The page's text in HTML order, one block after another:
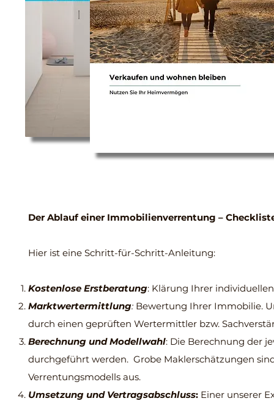
Der Ablauf einer Immobilienverrentung –
Hier ist eine Schritt-für-Schritt-Anleitung:
Kostenlose Erstberatung: Klärung Ihrer
Marktwertermittlung: Bewertung Ihrer Immobilie.
durch einen geprüften Wertermittler bzw.
Berechnung und Modellwahl: Die Berechnung der
durchgeführt werden. Grobe Maklerschätzungen
Verrentungsmodells aus.
Umsetzung und Vertragsabschluss: Einer unserer